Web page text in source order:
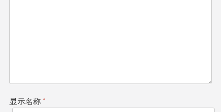
显示名称 *